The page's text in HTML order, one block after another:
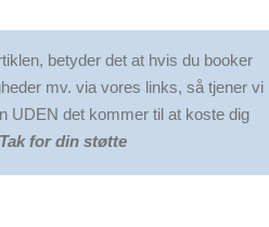
betyder det at hvis du booker
mv. via vores links, så tjener vi
UDEN det kommer til at koste dig
Tak for din støtte